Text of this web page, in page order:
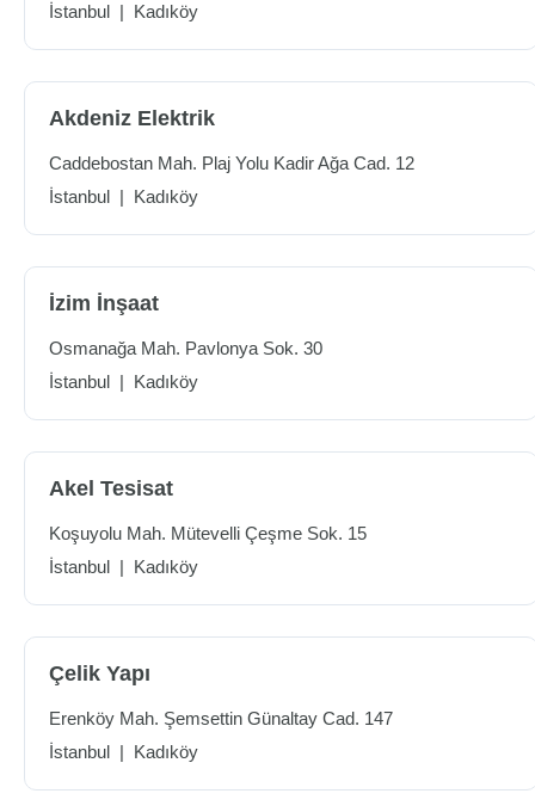
İstanbul | Kadıköy
Akdeniz Elektrik
Caddebostan Mah. Plaj Yolu Kadir Ağa Cad. 12
İstanbul | Kadıköy
İzim İnşaat
Osmanağa Mah. Pavlonya Sok. 30
İstanbul | Kadıköy
Akel Tesisat
Koşuyolu Mah. Mütevelli Çeşme Sok. 15
İstanbul | Kadıköy
Çelik Yapı
Erenköy Mah. Şemsettin Günaltay Cad. 147
İstanbul | Kadıköy